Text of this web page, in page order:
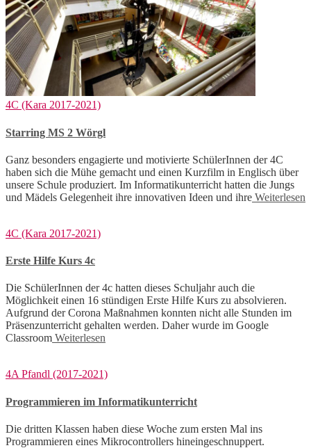
4C (Kara 2017-2021)
Starring MS 2 Wörgl
Ganz besonders engagierte und motivierte SchülerInnen der 4C
haben sich die Mühe gemacht und einen Kurzfilm in Englisch über
unsere Schule produziert. Im Informatikunterricht hatten die Jungs
und Mädels Gelegenheit ihre innovativen Ideen und ihre Weiterlesen
4C (Kara 2017-2021)
Erste Hilfe Kurs 4c
Die SchülerInnen der 4c hatten dieses Schuljahr auch die
Möglichkeit einen 16 stündigen Erste Hilfe Kurs zu absolvieren.
Aufgrund der Corona Maßnahmen konnten nicht alle Stunden im
Präsenzunterricht gehalten werden. Daher wurde im Google
Classroom Weiterlesen
4A Pfandl (2017-2021)
Programmieren im Informatikunterricht
Die dritten Klassen haben diese Woche zum ersten Mal ins
Programmieren eines Mikrocontrollers hineingeschnuppert.